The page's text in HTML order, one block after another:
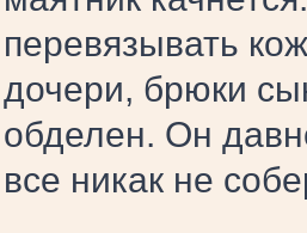
перевязывать
дочери, брюки
обделен. Он
все никак не